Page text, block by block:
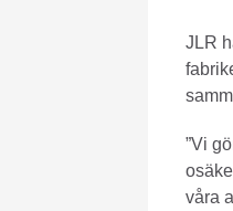
JLR
”Vi
våra